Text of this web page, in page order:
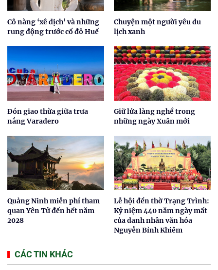
Cô nàng ‘xê dịch’ và những
rung động trước cố đô Huế
Chuyện một người yêu du
lịch xanh
Đón giao thừa giữa trưa
nắng Varadero
Giữ lửa làng nghề trong
những ngày Xuân mới
Quảng Ninh miễn phí tham
quan Yên Tử đến hết năm
2028
Lễ hội đền thờ Trạng Trình:
Kỷ niệm 440 năm ngày mất
của danh nhân văn hóa
Nguyễn Bỉnh Khiêm
CÁC TIN KHÁC